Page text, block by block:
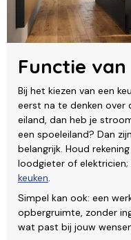
Functie
Bij het kiezen van een
eerst na te denken over
eiland, dan heb je
een spoeleiland? Dan
belangrijk. Houd
loodgieter of
keuken.
Simpel kan ook: een
opbergruimte, zonder
wat past bij jouw